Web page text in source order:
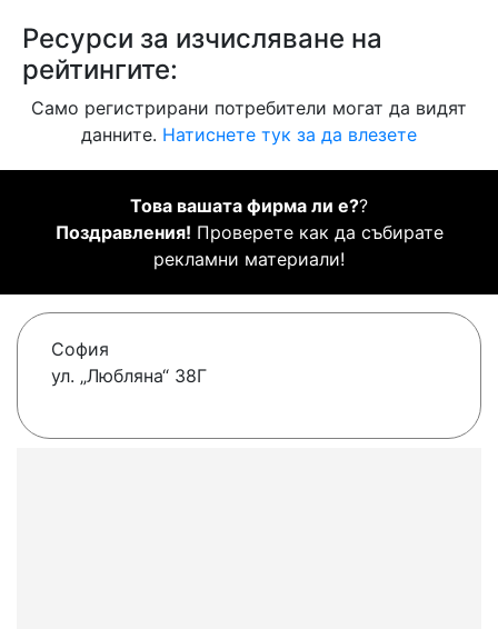
Ресурси за изчисляване на
рейтингите:
Само регистрирани потребители могат да видят
данните. Натиснете тук за да влезете
Това вашата фирма ли е??
Поздравления! Проверете как да събирате
рекламни материали!
София
ул. „Любляна“ 38Г